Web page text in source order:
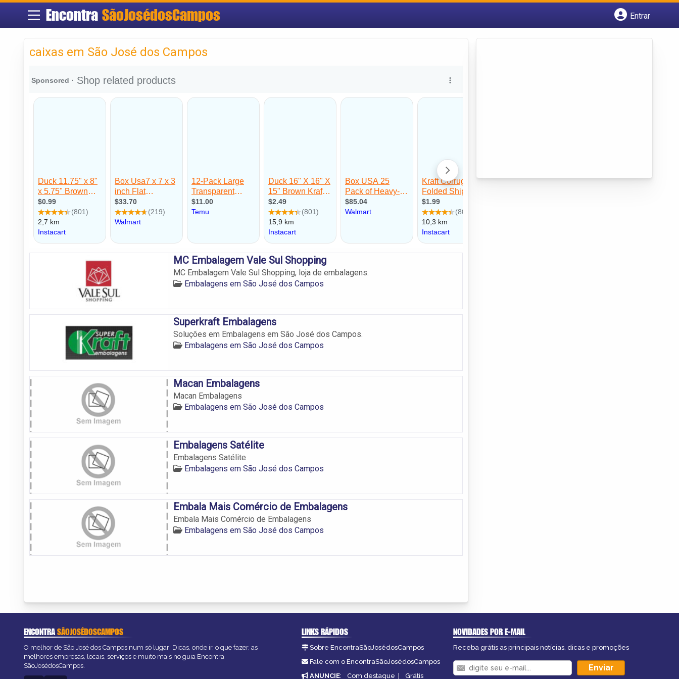
Encontra SãoJosédosCampos
Entrar
caixas em São José dos Campos
MC Embalagem Vale Sul Shopping
MC Embalagem Vale Sul Shopping, loja de embalagens.
Embalagens em São José dos Campos
Superkraft Embalagens
Soluções em Embalagens em São José dos Campos.
Embalagens em São José dos Campos
Macan Embalagens
Macan Embalagens
Embalagens em São José dos Campos
Embalagens Satélite
Embalagens Satélite
Embalagens em São José dos Campos
Embala Mais Comércio de Embalagens
Embala Mais Comércio de Embalagens
Embalagens em São José dos Campos
ENCONTRASÃOJOSÉDOSCAMPOS
O melhor de São José dos Campos num só lugar! Dicas, onde ir, o que fazer, as
melhores empresas, locais, serviços e muito mais no guia Encontra
SãoJosédosCampos.
LINKS RÁPIDOS
Sobre EncontraSãoJosédosCampos
Fale com o EncontraSãoJosédosCampos
ANUNCIE: Com destaque | Grátis
NOVIDADES POR E-MAIL
Receba grátis as principais notícias, dicas e promoções